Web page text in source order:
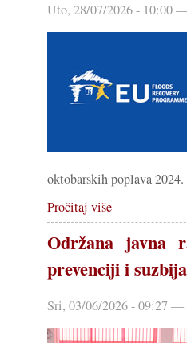
Uto, 28/07/2026 - 10:00
oktobarskih poplava
Pročitaj više
Održana javna
prevenciji i
Sri, 03/06/2026 - 09:27